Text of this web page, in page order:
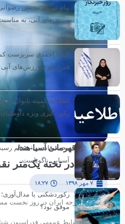
مسابقات قهرمانی آسیا-هند/
ولی‌پور در تخته یک‌متر
۷ مهر ۱۳۹۸ ۱۸:۲۷
تیم ملی شیرجه ایران در روز نخست
پیام تبریک محسن
ورزش‌های آبی، به مناسبت روز
کیمیا احمدی سرپرست
فدراسیون ورزش‌های
اطلاعیه کمیته بانوان
رکوردگیری ویژه
آسیایی ناگویاست
رکوردشکنی یا مدال‌آوری؛
موفق بود؟